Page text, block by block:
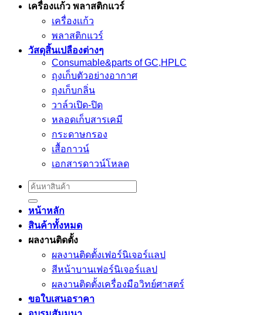
เครื่องเเก้ว พลาสติกแวร์
เครื่องเเก้ว
พลาสติกแวร์
วัสดุสิ้นเปลืองต่างๆ
Consumable&parts of GC,HPLC
ถุงเก็บตัวอย่างอากาศ
ถุงเก็บกลิ่น
วาล์วเปิด-ปิด
หลอดเก็บสารเคมี
กระดาษกรอง
เสื้อกาวน์
เอกสารดาวน์โหลด
Search
for:
หน้าหลัก
สินค้าทั้งหมด
ผลงานติดตั้ง
ผลงานติดตั้งเฟอร์นิเจอร์เเลป
สีหน้าบานเฟอร์นิเจอร์เเลป
ผลงานติดตั้งเครื่องมือวิทย์ศาสตร์
ขอใบเสนอราคา